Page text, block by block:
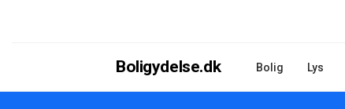
Boligydelse.dk Bolig Lys